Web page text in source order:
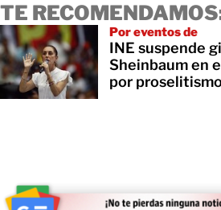
TE
Por eventos de
INE suspende
Sheinbaum en
por